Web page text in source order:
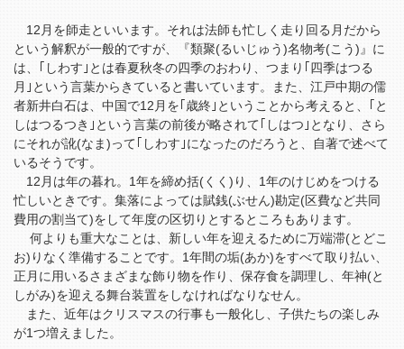
12月を師走といいます。それは法師も忙しく走り回る月だから
という解釈が一般的ですが、『類聚(るいじゅう)名物考(こう)』に
は、｢しわす｣とは春夏秋冬の四季のおわり、つまり｢四季はつる
月｣という言葉からきていると書いています。また、江戸中期の儒
者新井白石は、中国で12月を｢歳終｣ということから考えると、｢と
しはつるつき｣という言葉の前後が略されて｢しはつ｣となり、さら
にそれが訛(なま)って｢しわす｣になったのだろうと、自著で述べて
いるそうです。
12月は年の暮れ。1年を締め括(くく)り、1年のけじめをつける
忙しいときです。集落によっては賦銭(ぶせん)勘定(区費など共同
費用の割当て)をして年度の区切りとするところもあります。
何よりも重大なことは、新しい年を迎えるために万端滞(とどこ
お)りなく準備することです。1年間の垢(あか)をすべて取り払い、
正月に用いるさまざまな飾り物を作り、保存食を調理し、年神(と
しがみ)を迎える舞台装置をしなければなりなせん。
また、近年はクリスマスの行事も一般化し、子供たちの楽しみ
が1つ増えました。